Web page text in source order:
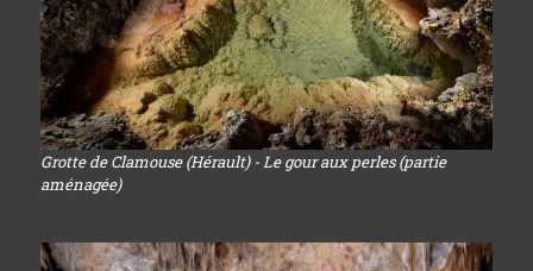
Grotte de Clamouse (Hérault) - Le gour aux perles (partie
aménagée)